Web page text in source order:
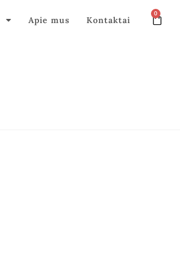
Apie mus Kontaktai
0